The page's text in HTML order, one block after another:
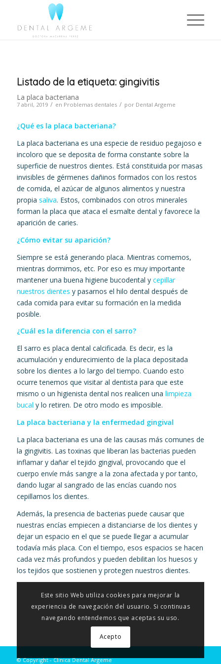
Listado de la etiqueta: gingivitis
La placa bacteriana
7 abril, 2019 / en Problemas dentales / por Dental Argeme
¿Qué es la placa bacteriana?
La placa bacteriana es una especie de residuo pegajoso e
incoloro que se deposita de forma constante sobre la
superficie de nuestros dientes. Está constituida por masas
invisibles de gérmenes dañinos formados con los restos
de comida, el azúcar de algunos alimentos y nuestra
propia saliva. Estos, combinados con otros minerales
forman la placa que ataca el esmalte dental y favorece la
aparición de caries.
¿Cómo evitar su aparición?
Siempre se está generando placa. Mientras comemos,
mientras dormimos, etc. Por eso es muy importante
mantener una buena higiene bucodental y cepillar
nuestros dientes y pasarnos el hilo dental después de
cada comida para evitar su formación en la medida
posible.
¿Cuál es la diferencia con el sarro?
El sarro es placa dental calcificada. Es decir, es la
acumulación y endurecimiento de la placa depositada
sobre los dientes a lo largo del tiempo. Cuando esto
ocurre tenemos que visitar al dentista para que este
mismo o un higienista dental nos realicen una limpieza
bucal y lo retiren. De otro modo es imposible.
La placa bacteriana y la enfermedad gingival
La placa bacteriana es una de las causas más comunes de
la gingivitis. Las toxinas que liberan las bacterias pueden
inflamar y dañar el tejido gingival, provocando que el
cuerpo envíe más sangre a la zona afectada y por tanto,
dando lugar al sangrado de las encías cuando nos
cepillamos los dientes.
Además, la presencia de bacterias puede causar que
nuestras encías empiecen a distanciarse de los dientes y
dejar un espacio en el que se puede llegar a acumular
todavía más placa. Con el tiempo, esos espacios se hacen
cada vez más profundos y pueden debilitan los huesos y
los tejidos que sostienen y protegen nuestros dientes.
© Copyright - Clinica Dental Argeme
Este sitio Web utiliza cookies para mejorar la
experiencia de navegación del usuario. Si continuas
navegando entendemos que aceptas su uso.
Acepto